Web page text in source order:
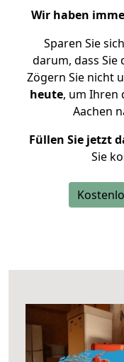
Wir haben
Sparen Sie
darum, dass Sie
Zögern Sie nicht
heute, um Ihren
Aachen
Füllen Sie jetzt
Sie